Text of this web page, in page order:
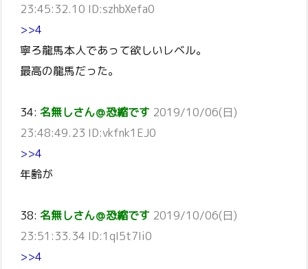
23:45:32.10 ID:szhbXefa0
>>4
寧ろ龍馬本人であって欲しいレベル。
最高の龍馬だった。
34: 名無しさん＠恐縮です 2019/10/06(日)
23:48:49.23 ID:vkfnk1EJ0
>>4
年齢が
38: 名無しさん＠恐縮です 2019/10/06(日)
23:51:33.34 ID:1qI5t7Ii0
>>4